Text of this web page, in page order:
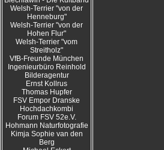
Welsh-Terrier "von der
Henneburg"
Welsh-Terrier "von der
Hohen Flur"
Welsh-Terrier "vom
Streitholz"
VfB-Freunde München
Ingenieurbüro Reinhold
Bilderagentur
Ernst Kollrus
Thomas Hupfer
FSV Empor Dranske
Hochdachkombi
Forum FSV 52e.V.
Hohmann Naturfotografie
Kimja Sophie van den
Berg